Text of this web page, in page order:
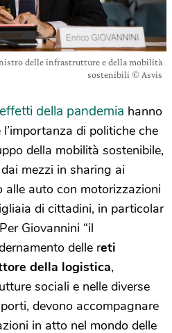
delle infrastrutture e della mobilità
sostenibili © Asvis
effetti della pandemia hanno
di politiche che
della mobilità sostenibile,
mezzi in sharing ai
auto con motorizzazioni
di cittadini, in particolar
Giovannini “il
delle reti
della logistica,
sociali e nelle diverse
devono accompagnare
in atto nel mondo delle